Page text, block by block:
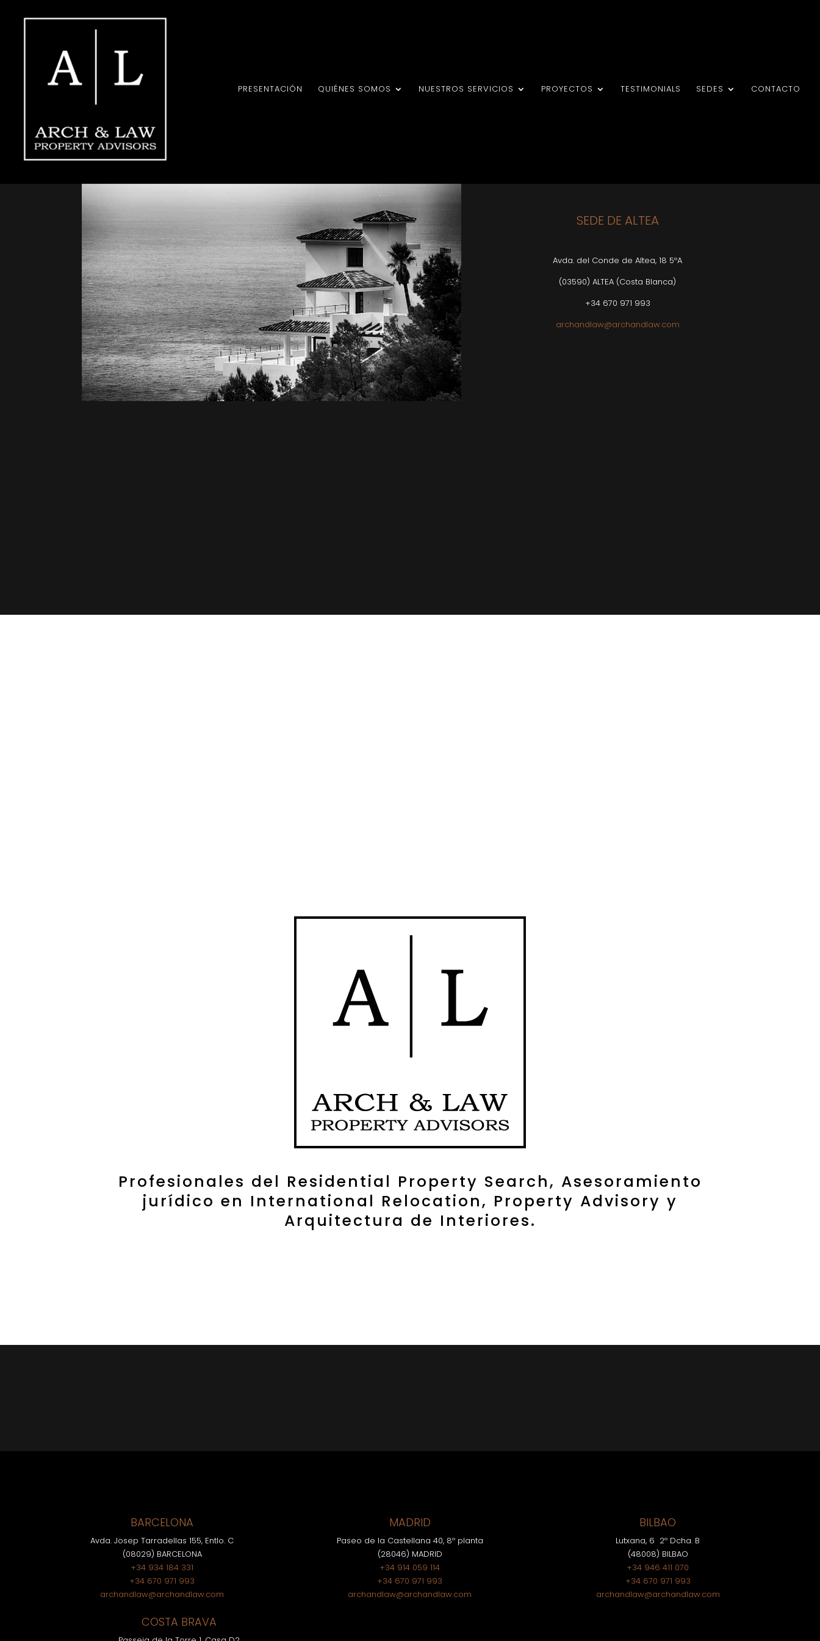
PRESENTACIÓN QUIÉNES SOMOS NUESTROS SERVICIOS PROYECTOS TESTIMONIALS SEDES CONTACTO
SEDE DE ALTEA
Avda. del Conde de Altea, 18 5ºA
(03590) ALTEA (Costa Blanca)
+34 670 971 993
archandlaw@archandlaw.com
Profesionales del Residential Property Search, Asesoramiento
jurídico en International Relocation, Property Advisory y
Arquitectura de Interiores.
BARCELONA
Avda. Josep Tarradellas 155, Entlo. C
(08029) BARCELONA
+34 934 184 331
+34 670 971 993
archandlaw@archandlaw.com
MADRID
Paseo de la Castellana 40, 8º planta
(28046) MADRID
+34 914 059 114
+34 670 971 993
archandlaw@archandlaw.com
BILBAO
Lutxana, 6 2º Dcha. B
(48008) BILBAO
+34 946 411 070
+34 670 971 993
archandlaw@archandlaw.com
COSTA BRAVA